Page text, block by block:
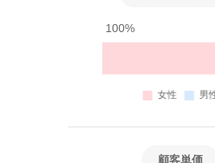
100%
顧客単価